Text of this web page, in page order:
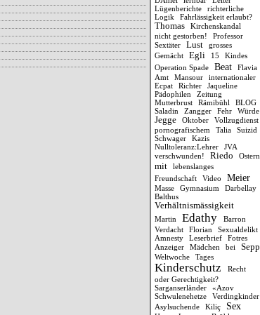
Lügenberichte
richterliche
Logik
Fahrlässigkeit erlaubt?
Thomas
Kirchenskandal
nicht gestorben!
Professor
Sextäter
Lust
grosses
Gemächt
Egli 15
Kindes
Operation Spade
Beat
Flavia
Amt
Mansour
internationaler
Ecpat
Richter
Jaqueline
Pädophilen
Zeitung
Mutterbrust
Rämibühl
BLOG
Saladin
Zangger Fehr Würde
Jegge Oktober
Vollzugdienst
pornografischem
Talia
Suizid
Schwager
Kazis
Nulltoleranz:Lehrer
JVA
verschwunden!
Riedo Ostern
mit
lebenslanges
Freundschaft
Video Meier
Masse Gymnasium
Darbellay
Balthus
Verhältnismässigkeit
Martin Edathy
Barron
Verdacht
Florian
Sexualdelikt
Amnesty
Leserbrief
Fotres
Anzeiger
Mädchen bei Sepp
Weltwoche Tages
Kinderschutz
Recht
oder Gerechtigkeit?
Sarganserländer
«Azov
Schwulenehetze
Verdingkinder
Asylsuchende
Kiliç Sex